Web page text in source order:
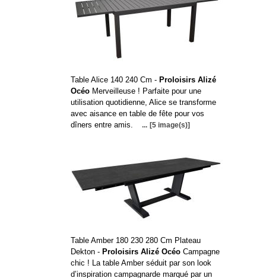
Table Alice 140 240 Cm - Proloisirs Alizé
OcéoMerveilleuse ! Parfaite pour une
utilisation quotidienne, Alice se transforme
avec aisance en table de fête pour vos
dîners entre amis.
... [5 image(s)]
Table Amber 180 230 280 Cm Plateau
Dekton - Proloisirs Alizé OcéoCampagne
chic ! La table Amber séduit par son look
d’inspiration campagnarde marqué par un